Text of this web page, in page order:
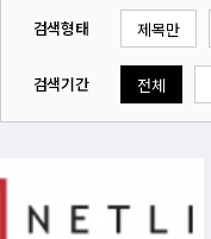
검색형태 제목만
검색기간 전체